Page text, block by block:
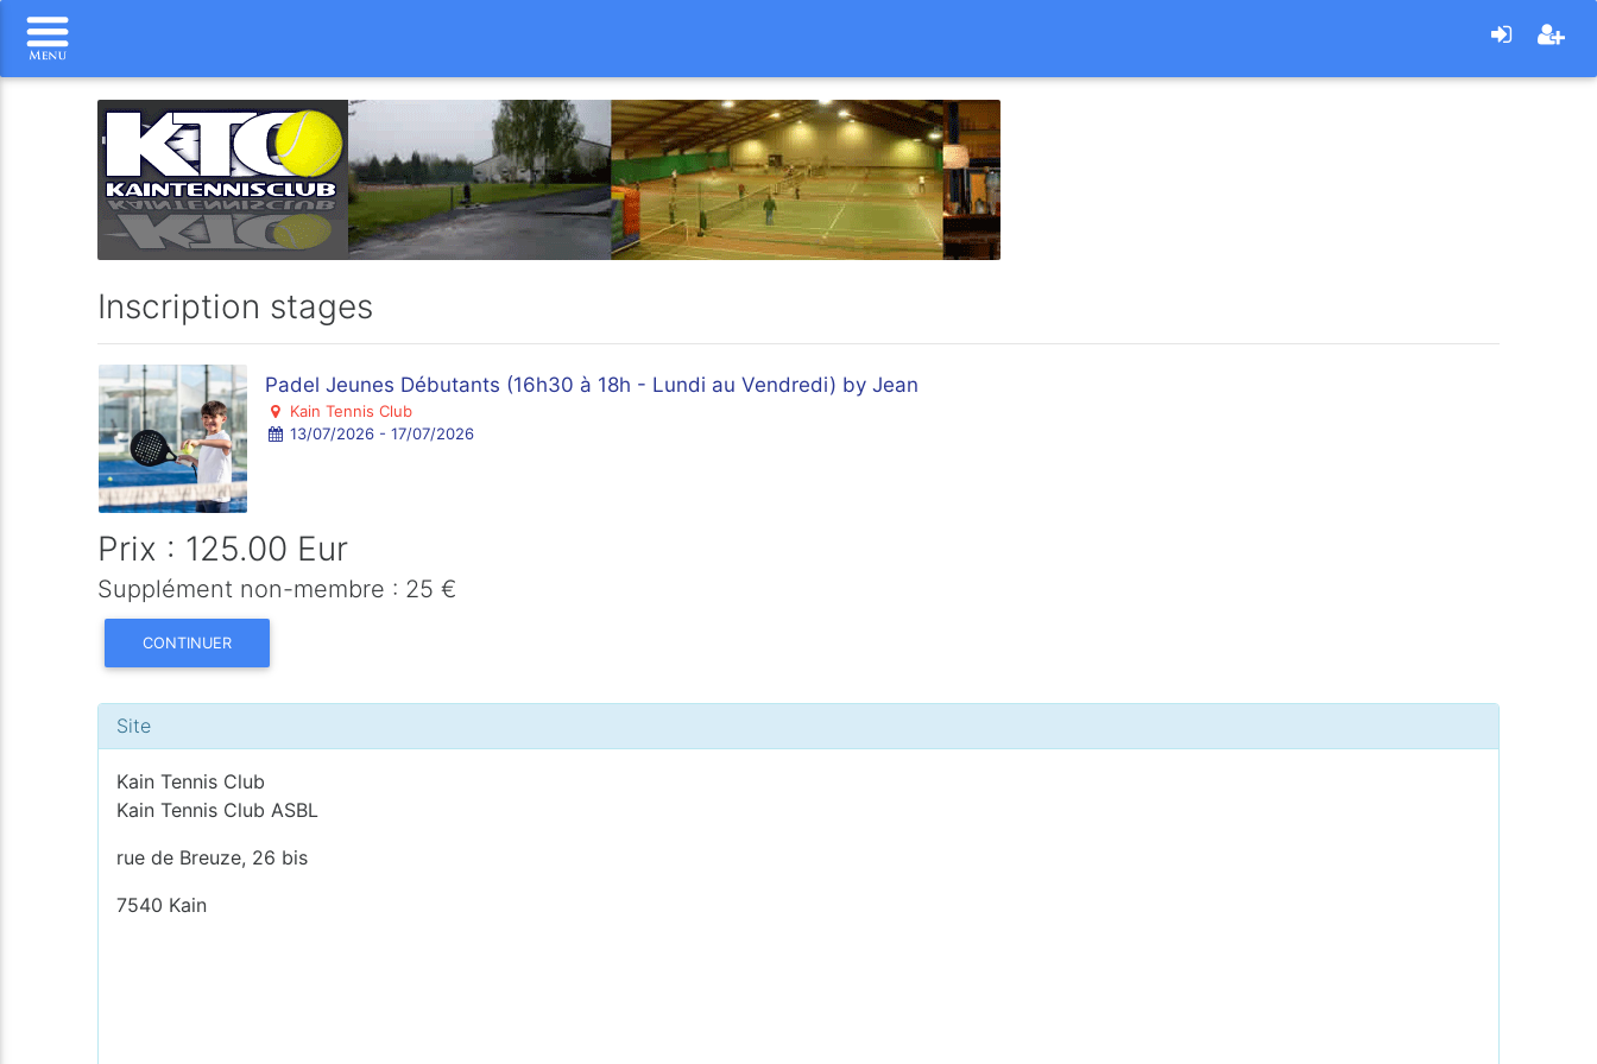
Inscription stages
Padel Jeunes Débutants (16h30 à 18h - Lundi au Vendredi) by Jean
Kain Tennis Club
13/07/2026 - 17/07/2026
Prix : 125.00 Eur
Supplément non-membre : 25 €
CONTINUER
Site
Kain Tennis Club
Kain Tennis Club ASBL
rue de Breuze, 26 bis
7540 Kain